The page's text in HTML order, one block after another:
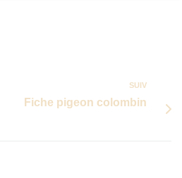
SUIV
Fiche pigeon colombin